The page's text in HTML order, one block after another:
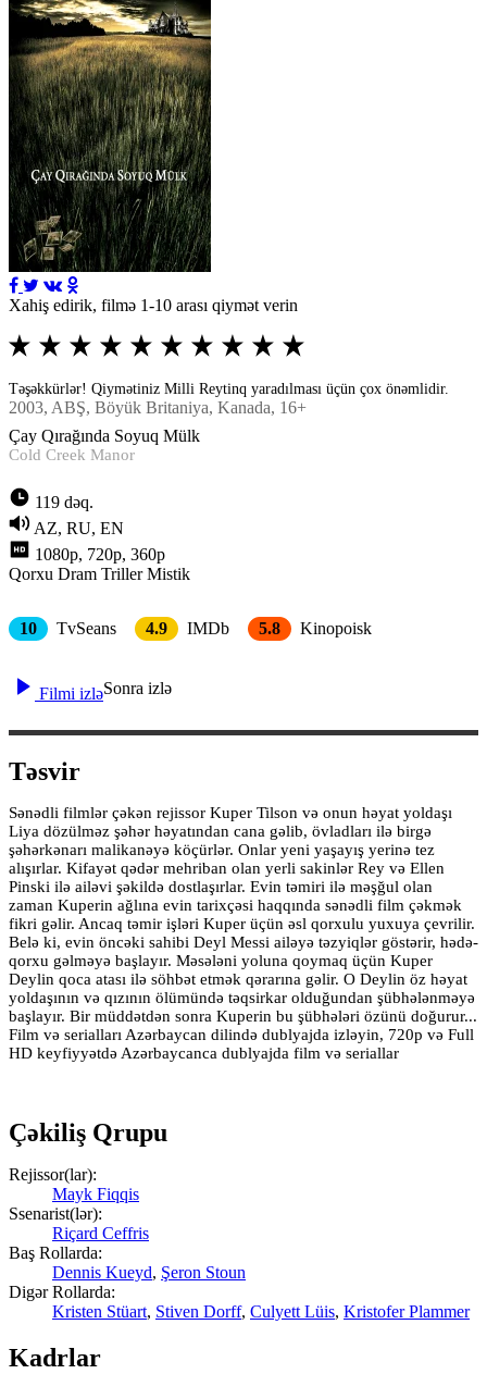
Xahiş edirik, filmə 1-10 arası qiymət verin
Təşəkkürlər! Qiymətiniz Milli Reytinq yaradılması üçün çox önəmlidir.
2003, ABŞ, Böyük Britaniya, Kanada, 16+
Çay Qırağında Soyuq Mülk
Cold Creek Manor
119 dəq.
AZ, RU, EN
1080p, 720p, 360p
Qorxu Dram Triller Mistik
10 TvSeans 4.9 IMDb 5.8 Kinopoisk
Filmi izləSonra izlə
Təsvir
Sənədli filmlər çəkən rejissor Kuper Tilson və onun həyat yoldaşı
Liya dözülməz şəhər həyatından cana gəlib, övladları ilə birgə
şəhərkənarı malikanəyə köçürlər. Onlar yeni yaşayış yerinə tez
alışırlar. Kifayət qədər mehriban olan yerli sakinlər Rey və Ellen
Pinski ilə ailəvi şəkildə dostlaşırlar. Evin təmiri ilə məşğul olan
zaman Kuperin ağlına evin tarixçəsi haqqında sənədli film çəkmək
fikri gəlir. Ancaq təmir işləri Kuper üçün əsl qorxulu yuxuya çevrilir.
Belə ki, evin öncəki sahibi Deyl Messi ailəyə təzyiqlər göstərir, hədə-
qorxu gəlməyə başlayır. Məsələni yoluna qoymaq üçün Kuper
Deylin qoca atası ilə söhbət etmək qərarına gəlir. O Deylin öz həyat
yoldaşının və qızının ölümündə təqsirkar olduğundan şübhələnməyə
başlayır. Bir müddətdən sonra Kuperin bu şübhələri özünü doğurur...
Film və serialları Azərbaycan dilində dublyajda izləyin, 720p və Full
HD keyfiyyətdə Azərbaycanca dublyajda film və seriallar
Çəkiliş Qrupu
Rejissor(lar):
Mayk Fiqqis
Ssenarist(lər):
Riçard Ceffris
Baş Rollarda:
Dennis Kueyd, Şeron Stoun
Digər Rollarda:
Kristen Stüart, Stiven Dorff, Culyett Lüis, Kristofer Plammer
Kadrlar